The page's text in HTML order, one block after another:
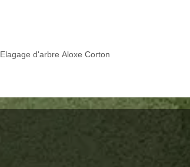
Elagage d'arbre Aloxe Corton